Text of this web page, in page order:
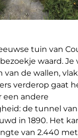
tuin van
waard. Je
van de wallen,
verderop gaat
een andere
de tunnel
in 1890. Het
van 2.440